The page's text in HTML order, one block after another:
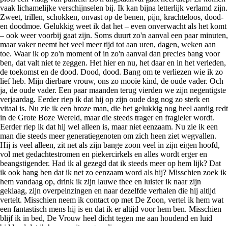
vaak lichamelijke verschijnselen bij. Ik kan bijna letterlijk verlamd zijn.
Zweet, trillen, schokken, onvast op de benen, pijn, krachteloos, dood-
en doodmoe. Gelukkig weet ik dat het – even onverwacht als het komt
– ook weer voorbij gaat zijn. Soms duurt zo'n aanval een paar minuten,
maar vaker neemt het veel meer tijd tot aan uren, dagen, weken aan
toe. Waar ik op zo'n moment of in zo'n aanval dan precies bang voor
ben, dat valt niet te zeggen. Het hier en nu, het daar en in het verleden,
de toekomst en de dood. Dood, dood. Bang om te verliezen wie ik zo
lief heb. Mijn dierbare vrouw, ons zo mooie kind, de oude vader. Och
ja, de oude vader. Een paar maanden terug vierden we zijn negentigste
verjaardag. Eerder riep ik dat hij op zijn oude dag nog zo sterk en
vitaal is. Nu zie ik een broze man, die het gelukkig nog heel aardig redt
in de Grote Boze Wereld, maar die steeds trager en fragieler wordt.
Eerder riep ik dat hij wel alleen is, maar niet eenzaam. Nu zie ik een
man die steeds meer generatiegenoten om zich heen ziet wegvallen.
Hij is veel alleen, zit net als zijn bange zoon veel in zijn eigen hoofd,
vol met gedachtestromen en piekercirkels en alles wordt erger en
beangstigender. Had ik al gezegd dat ik steeds meer op hem lijk? Dat
ik ook bang ben dat ik net zo eenzaam word als hij? Misschien zoek ik
hem vandaag op, drink ik zijn lauwe thee en luister ik naar zijn
geklaag, zijn overpeinzingen en naar dezelfde verhalen die hij altijd
vertelt. Misschien neem ik contact op met De Zoon, vertel ik hem wat
een fantastisch mens hij is en dat ik er altijd voor hem ben. Misschien
blijf ik in bed, De Vrouw heel dicht tegen me aan houdend en luid